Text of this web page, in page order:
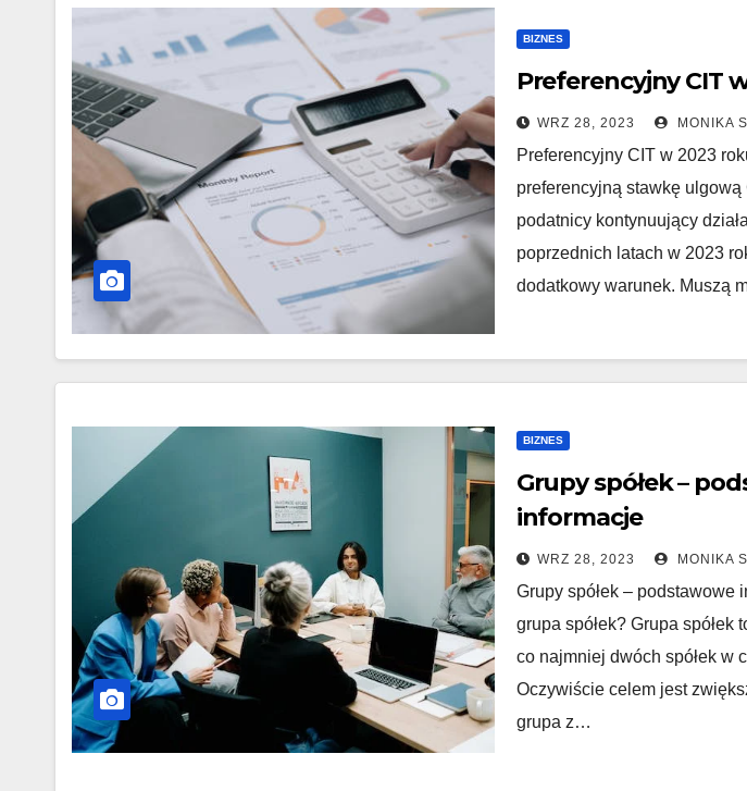
BIZNES
Preferencyjny CIT
WRZ 28, 2023 MONIKA
Preferencyjny CIT w 2023
preferencyjną stawkę
podatnicy kontynuujący
poprzednich latach w 2023
dodatkowy warunek. Muszą
BIZNES
Grupy spółek –
informacje
WRZ 28, 2023 MONIKA
Grupy spółek – podstawowe
grupa spółek? Grupa spółek
co najmniej dwóch spółek w
Oczywiście celem jest
grupa z…